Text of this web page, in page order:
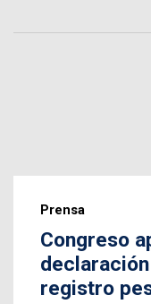
Prensa
Congreso
registro